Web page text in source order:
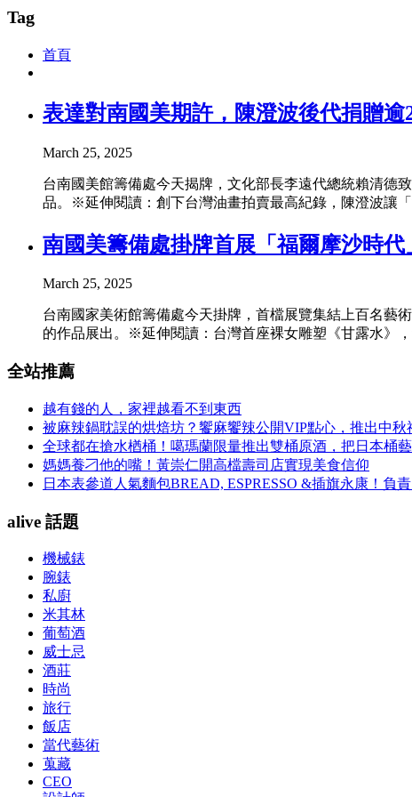
Tag
首頁
表達對南國美期許，陳澄波後代捐贈
March 25, 2025
台南國美館籌備處今天揭牌，文化部長李遠代總統賴清德
品。※延伸閱讀：創下台灣油畫拍賣最高紀錄，陳澄波讓
南國美籌備處掛牌首展「福爾摩沙時
March 25, 2025
台南國家美術館籌備處今天掛牌，首檔展覽集結上百名藝
的作品展出。※延伸閱讀：台灣首座裸女雕塑《甘露水》
全站推薦
越有錢的人，家裡越看不到東西
被麻辣鍋耽誤的烘焙坊？饗麻饗辣公開VIP點心，推出中秋
全球都在搶水楢桶！噶瑪蘭限量推出雙桶原酒，把日本桶
媽媽養刁他的嘴！黃崇仁開高檔壽司店實現美食信仰
日本表參道人氣麵包BREAD, ESPRESSO &插旗永康！負
alive 話題
機械錶
腕錶
私廚
米其林
葡萄酒
威士忌
酒莊
時尚
旅行
飯店
當代藝術
蒐藏
CEO